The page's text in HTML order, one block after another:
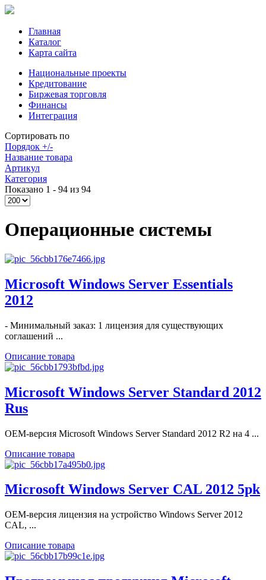
Главная
Каталог
Карта сайта
Национальные проекты
Кредитование
Биржевая торговля
Финансы
Интеграция
Сортировать по
Порядок +/-
Название товара
Артикул
Категория
Показано 1 - 94 из 94
Операционные системы
Microsoft Windows Server Essentials
2012
- Минимальный заказ: 1 лицензия для существующих
соглашений ...
Описание товара
Microsoft Windows Server Standard 2012
Rus
OEM-версия Microsoft Windows Server Standard 2012 R2 на 4 ...
Описание товара
Microsoft Windows Server CAL 2012 5pk
OEM-версия лицензия на устройство Windows Server 2012
CAL, ...
Описание товара